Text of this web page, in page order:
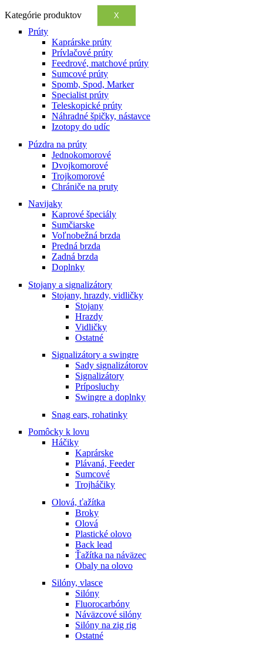
Kategórie produktov X
Prúty
Kaprárske prúty
Prívlačové prúty
Feedrové, matchové prúty
Sumcové prúty
Spomb, Spod, Marker
Specialist prúty
Teleskopické prúty
Náhradné špičky, nástavce
Izotopy do udíc
Púzdra na prúty
Jednokomorové
Dvojkomorové
Trojkomorové
Chrániče na pruty
Navijaky
Kaprové špeciály
Sumčiarske
Voľnobežná brzda
Predná brzda
Zadná brzda
Doplnky
Stojany a signalizátory
Stojany, hrazdy, vidličky
Stojany
Hrazdy
Vidličky
Ostatné
Signalizátory a swingre
Sady signalizátorov
Signalizátory
Príposluchy
Swingre a doplnky
Snag ears, rohatinky
Pomôcky k lovu
Háčiky
Kaprárske
Plávaná, Feeder
Sumcové
Trojháčiky
Olová, ťažítka
Broky
Olová
Plastické olovo
Back lead
Ťažítka na náväzec
Obaly na olovo
Silóny, vlasce
Silóny
Fluorocarbóny
Náväzcové silóny
Silóny na zig rig
Ostatné